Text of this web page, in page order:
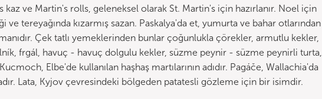
kaz ve Martin's rolls, geleneksel olarak St. Martin's için hazırlanır. Noel için
tereyağında kızarmış sazan. Paskalya'da et, yumurta ve bahar otlarından
Çek tatlı yemeklerinden bunlar çoğunlukla çörekler, armutlu kekler,
frgál, havuç - havuç dolgulu kekler, süzme peynir - süzme peynirli turta,
Elbe'de kullanılan haşhaş martılarının adıdır. Pagáče, Wallachia'da
Lata, Kyjov çevresindeki bölgeden patatesli gözleme için bir isimdir.